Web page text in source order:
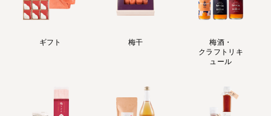
ギフト 梅干
梅酒・
クラフトリキ
ュール